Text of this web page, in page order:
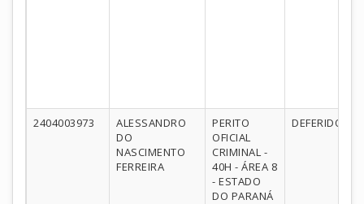
2404003973
ALESSANDRO
DO
NASCIMENTO
FERREIRA
PERITO
OFICIAL
CRIMINAL -
40H - ÁREA 8
- ESTADO
DO PARANÁ
DEFERIDO